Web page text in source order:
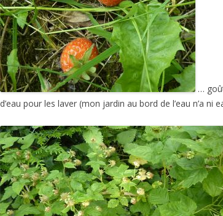
…
d’eau pour les laver (mon jardin au bord de l’eau n’a ni